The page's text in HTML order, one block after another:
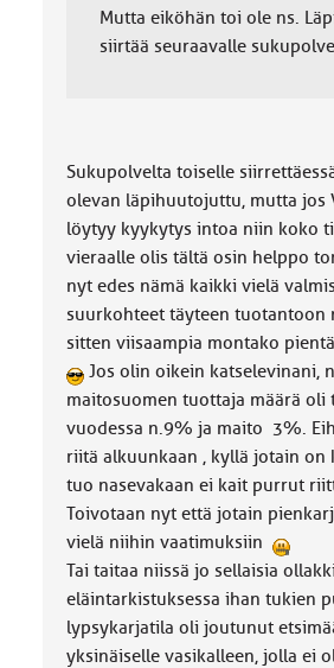
Mutta eiköhän toi ole ns.
siirtää seuraavalle
Sukupolvelta toiselle
olevan läpihuutojuttu, mutta jos
löytyy kyykytys intoa niin koko
vieraalle olis tältä osin helppo
nyt edes nämä kaikki vielä
suurkohteet täyteen tuotantoon
sitten viisaampia montako
Jos olin oikein katselevinani,
maitosuomen tuottaja määrä oli
vuodessa n.9% ja maito 3%.
riitä alkuunkaan , kyllä jotain on
tuo nasevakaan ei kait purrut
Toivotaan nyt että jotain
vielä niihin vaatimuksiin
Tai taitaa niissä jo sellaisia
eläintarkistuksessa ihan tukien
lypsykarjatila oli joutunut
yksinäiselle vasikalleen, jolla ei